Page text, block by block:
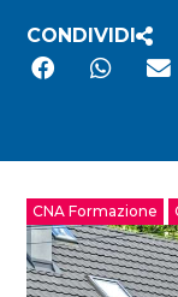
CONDIVIDI
CNA Formazione